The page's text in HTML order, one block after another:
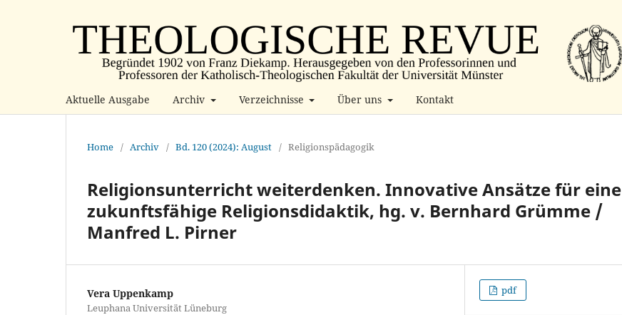
Aktuelle Ausgabe Archiv Verzeichnisse Über uns Kontakt
Home / Archiv / Bd. 120 (2024): August / Religionspädagogik
Religionsunterricht weiterdenken. Innovative Ansätze für eine
zukunftsfähige Religionsdidaktik, hg. v. Bernhard Grümme /
Manfred L. Pirner
Vera Uppenkamp
Leuphana Universität Lüneburg
pdf